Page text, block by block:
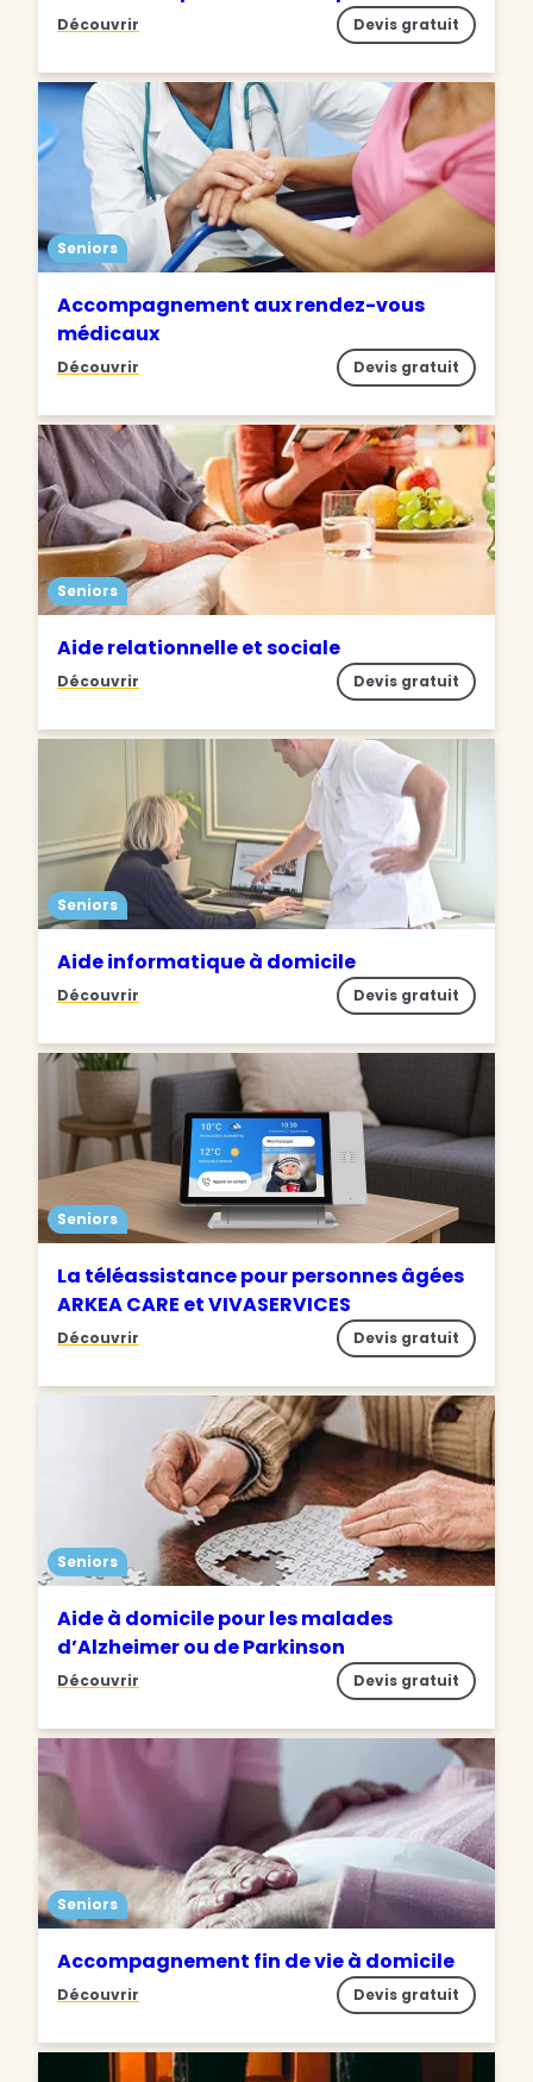
Découvrir Devis gratuit
Seniors
Accompagnement aux rendez-vous
médicaux
Découvrir Devis gratuit
Seniors
Aide relationnelle et sociale
Découvrir Devis gratuit
Seniors
Aide informatique à domicile
Découvrir Devis gratuit
Seniors
La téléassistance pour personnes âgées
ARKEA CARE et VIVASERVICES
Découvrir Devis gratuit
Seniors
Aide à domicile pour les malades
d’Alzheimer ou de Parkinson
Découvrir Devis gratuit
Seniors
Accompagnement fin de vie à domicile
Découvrir Devis gratuit